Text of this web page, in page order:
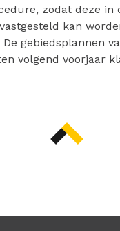
zodat deze in
kan
gebiedsplannen
volgend voorjaar